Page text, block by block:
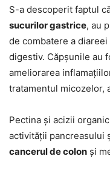
S-a descoperit faptul
sucurilor gastrice, au
de combatere a
digestiv. Căpșunile au
ameliorarea
tratamentul micozelor,
Pectina și acizii
activității pancreasului
cancerul de colon și